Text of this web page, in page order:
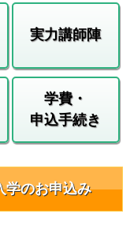
実力講師陣
学費・
申込手続き
学のお申込み